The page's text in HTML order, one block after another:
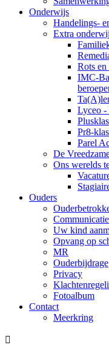
Onderwijs
Handelings-
Extra
Rots en
IMC-
Lyceo -
Plusklas
Pr8-klas
Parel
De
Ons werelds
Ouders
Uw kind
Opvang op
MR
Ouderbijdrage
Privacy
Fotoalbum
Contact
Meerkring
